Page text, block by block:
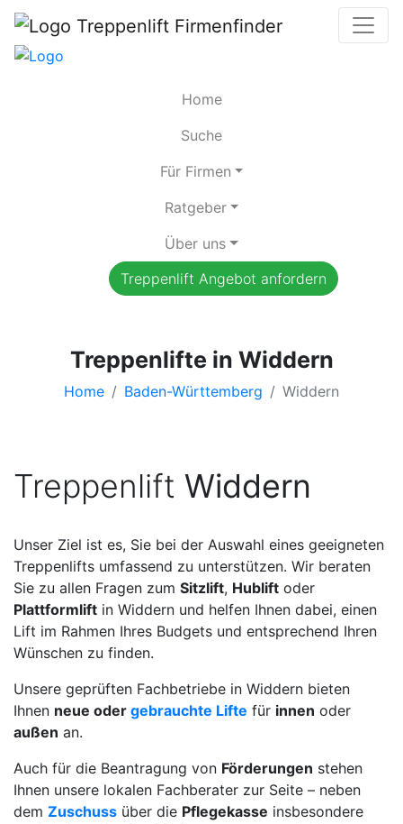
Home
Suche
Für Firmen
Ratgeber
Über uns
Treppenlift Angebot anfordern
Treppenlifte in Widdern
Home Baden-Württemberg Widdern
Treppenlift Widdern
Unser Ziel ist es, Sie bei der Auswahl eines geeigneten
Treppenlifts umfassend zu unterstützen. Wir beraten
Sie zu allen Fragen zum Sitzlift, Hublift oder
Plattformlift in Widdern und helfen Ihnen dabei, einen
Lift im Rahmen Ihres Budgets und entsprechend Ihren
Wünschen zu finden.
Unsere geprüften Fachbetriebe in Widdern bieten
Ihnen neue oder gebrauchte Lifte für innen oder
außen an.
Auch für die Beantragung von Förderungen stehen
Ihnen unsere lokalen Fachberater zur Seite – neben
dem Zuschuss über die Pflegekasse insbesondere